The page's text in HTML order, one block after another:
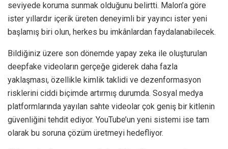
seviyede koruma sunmak olduğunu belirtti. Malon’a göre
ister yıllardır içerik üreten deneyimli bir yayıncı ister yeni
başlamış biri olun, herkes bu imkânlardan faydalanabilecek.
Bildiğiniz üzere son dönemde yapay zeka ile oluşturulan
deepfake videoların gerçeğe giderek daha fazla
yaklaşması, özellikle kimlik taklidi ve dezenformasyon
risklerini ciddi biçimde artırmış durumda. Sosyal medya
platformlarında yayılan sahte videolar çok geniş bir kitlenin
güvenliğini tehdit ediyor. YouTube’un yeni sistemi ise tam
olarak bu soruna çözüm üretmeyi hedefliyor.